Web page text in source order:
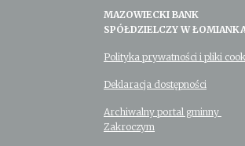
MAZOWIECKI BANK
SPÓŁDZIELCZY W
Polityka prywatności i pliki
Deklaracja dostępności
Archiwalny portal gminny
Zakroczym